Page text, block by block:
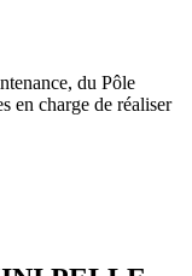
du Pôle
en charge de réaliser